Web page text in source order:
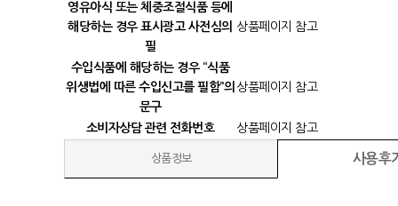
영유아식 또는 체중조절식품 등에
해당하는 경우 표시광고 사전심의
필
상품페이지 참고
수입식품에 해당하는 경우 “식품
위생법에 따른 수입신고를 필함”의
문구
상품페이지 참고
소비자상담 관련 전화번호 상품페이지 참고
상품정보 사용후